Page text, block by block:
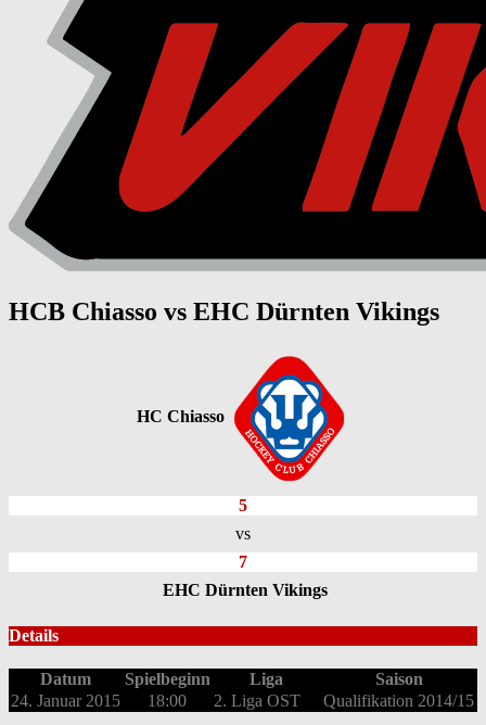
HCB Chiasso vs EHC Dürnten Vikings
HC Chiasso
5
vs
7
EHC Dürnten Vikings
Details
Datum Spielbeginn Liga
Saison
24. Januar 2015
18:00 2. Liga OST Qualifikation 2014/15